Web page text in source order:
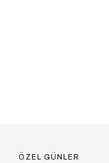
ÖZEL GÜNLER